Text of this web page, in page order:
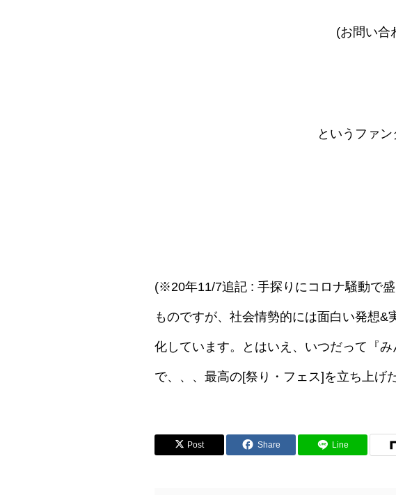
(お問い合
というファ
(※20年11/7追記 : 手探りにコロナ騒動で
ものですが、社会情勢的には面白い発想
化しています。とはいえ、いつだって『
で、、、最高の[祭り・フェス]を立ち上げ
Post Share Line